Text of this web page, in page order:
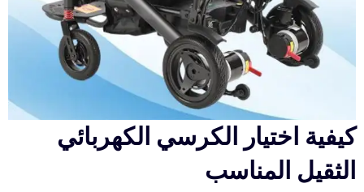
كيفية اختيار الكرسي الكهربائي
الثقيل المناسب